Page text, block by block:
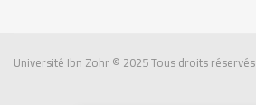
Université Ibn Zohr© 2025 Tous droits réservés